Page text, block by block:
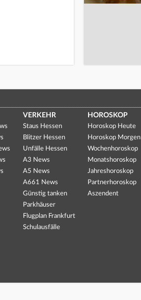
VERKEHR
Staus Hessen
Blitzer Hessen
Unfälle Hessen
A3 News
A5 News
A661 News
Günstig tanken
Parkhäuser
Flugplan Frankfurt
Schulausfälle
HOROSKOP
Horoskop Heute
Horoskop Morgen
Wochenhoroskop
Monatshoroskop
Jahreshoroskop
Partnerhoroskop
Aszendent